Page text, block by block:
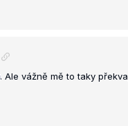
. Ale vážně mě to taky